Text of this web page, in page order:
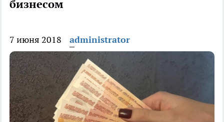
бизнесом
7 июня 2018 administrator